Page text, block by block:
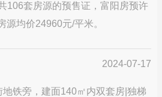
106套房源的预售证，富阳房预许
源均价24960元/平米。
2024-07-17
地铁旁，建面140㎡内双套房|独梯